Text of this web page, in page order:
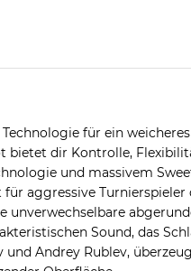
für ein
bietet dir Kontrolle,
und massivem
aggressive Turnierspieler
unverwechselbare
Sound, das
und Andrey Rublev,